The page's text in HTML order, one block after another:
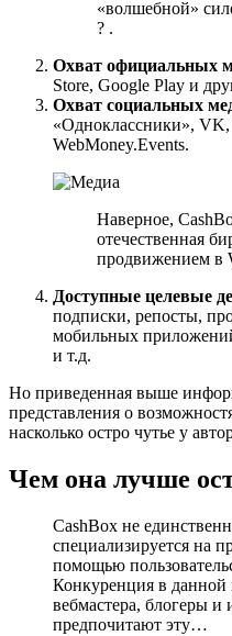
«волшебной»
? .
Охват официальных
Store, Google Play и
Охват социальных
«Одноклассники»,
WebMoney.Events.
Наверное,
отечественная
продвижением в
Доступные целевые
подписки, репосты,
мобильных
и т.д.
Но приведенная выше
представления о
насколько остро чутье у
Чем она лучше
CashBox не
специализируется на
помощью
Конкуренция в
вебмастера, блогеры и
предпочитают эту…